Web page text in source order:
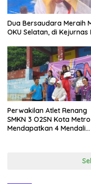
Dua Bersaudara Meraih
OKU Selatan, di Kejurnas
Perwakilan Atlet Renang
SMKN 3 O2SN Kota Metro
Mendapatkan 4 Mendali